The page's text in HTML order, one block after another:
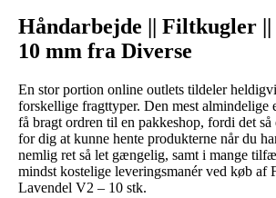
Håndarbejde || Filtkugler
10 mm fra Diverse
En stor portion online outlets tildeler
forskellige fragttyper. Den mest almindelige
få bragt ordren til en pakkeshop, fordi det
for dig at kunne hente produkterne når du
nemlig ret så let gængelig, samt i mange
mindst kostelige leveringsmanér ved køb af
Lavendel V2 – 10 stk.